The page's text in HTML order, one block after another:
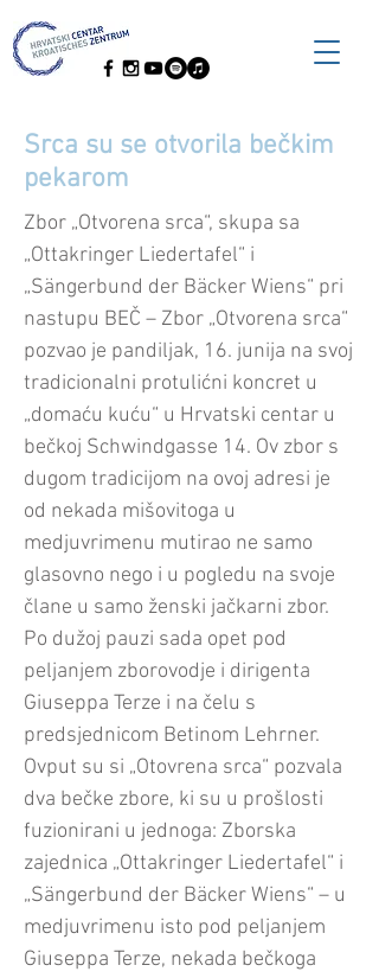
Srca su se otvorila bečkim
pekarom
Zbor „Otvorena srca“, skupa sa
„Ottakringer Liedertafel“ i
„Sängerbund der Bäcker Wiens“ pri
nastupu BEČ – Zbor „Otvorena srca“
pozvao je pandiljak, 16. junija na svoj
tradicionalni protulićni koncret u
„domaću kuću“ u Hrvatski centar u
bečkoj Schwindgasse 14. Ov zbor s
dugom tradicijom na ovoj adresi je
od nekada mišovitoga u
medjuvrimenu mutirao ne samo
glasovno nego i u pogledu na svoje
člane u samo ženski jačkarni zbor.
Po dužoj pauzi sada opet pod
peljanjem zborovodje i dirigenta
Giuseppa Terze i na čelu s
predsjednicom Betinom Lehrner.
Ovput su si „Otovrena srca“ pozvala
dva bečke zbore, ki su u prošlosti
fuzionirani u jednoga: Zborska
zajednica „Ottakringer Liedertafel“ i
„Sängerbund der Bäcker Wiens“ – u
medjuvrimenu isto pod peljanjem
Giuseppa Terze, nekada bečkoga